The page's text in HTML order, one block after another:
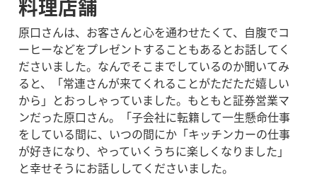
料理店舗
原口さんは、お客さんと心を通わせたくて、自腹でコ
ーヒーなどをプレゼントすることもあるとお話してく
ださいました。なんでそこまでしているのか聞いてみ
ると、「常連さんが来てくれることがただただ嬉しい
から」とおっしゃっていました。もともと証券営業マ
ンだった原口さん。「子会社に転籍して一生懸命仕事
をしている間に、いつの間にか「キッチンカーの仕事
が好きになり、やっていくうちに楽しくなりました」
と幸せそうにお話ししてくださいました。